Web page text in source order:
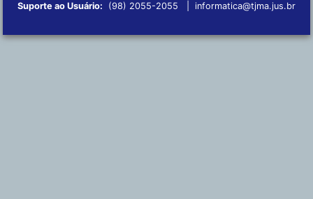
Suporte ao Usuário: (98) 2055-2055 | informatica@tjma.jus.br